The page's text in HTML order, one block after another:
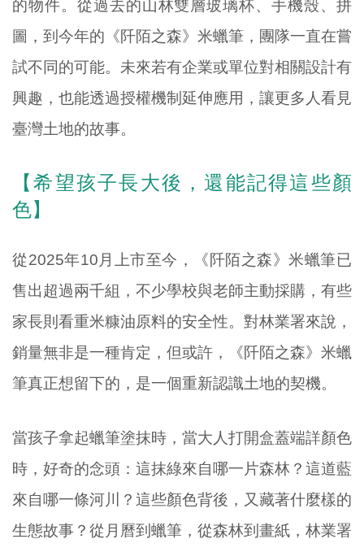
的物件。從過去的山林雙層玻璃杯、手機殼、拼
圖，到今年的《阡陌之森》米蠟筆，團隊一直在嘗
試不同的可能。未來若有企業或單位對相關設計有
興趣，也能透過授權機制延伸應用，讓更多人看見
臺灣土地的故事。
【希望孩子長大後，還能記得這些顏
色】
從2025年10月上市至今，《阡陌之森》米蠟筆已
售出超過兩千組，不少學校與老師主動採購，有些
家長則看重米糠油原料的安全性。對林業署來說，
銷量無非是一種肯定，但或許，《阡陌之森》米蠟
筆真正想留下的，是一個重新認識土地的契機。
當孩子拿起蠟筆塗抹時，當大人打開盒蓋端詳顏色
時，好奇的念頭：這抹綠來自哪一片森林？這道藍
來自哪一條河川？這些顏色背後，又藏著什麼樣的
生態故事？ 從月曆到蠟筆，從森林到畫紙，林業署